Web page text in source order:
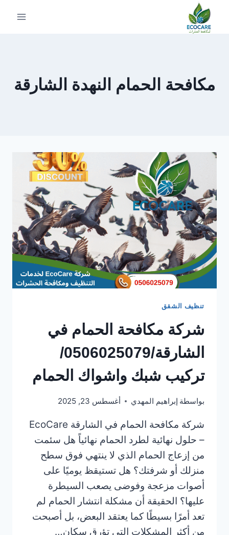
التجاوز
مكافحة الحمام النهدة الشارقة
تنظيف الشقق
شركة مكافحة الحمام في
الشارقة/0506025079/
تركيب شبك واشواك الحمام
بواسطة إبراهيم المهدي أغسطس 23, 2025
شركة مكافحة الحمام في الشارقة EcoCare
– حلول نهائية لطرد الحمام نهائياً هل سئمت
من إزعاج الحمام الذي لا ينتهي فوق سطح
منزلك أو شرفتك؟ هل تستيقظ يوميًا على
أصوات مزعجة وفوضى يصعب السيطرة
عليها؟ الحقيقة أن مشكلة انتشار الحمام لم
تعد أمرًا بسيطًا كما يعتقد البعض، بل أصبحت
من أكثر المشكلات التي تؤرق سكان…